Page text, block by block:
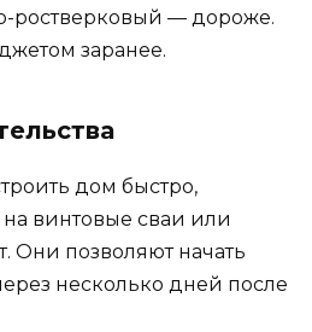
ростверковый — дороже.
заранее.
дом быстро,
винтовые сваи или
Они позволяют начать
несколько дней после